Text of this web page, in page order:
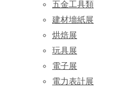
五金工具類
建材墻紙展
烘焙展
玩具展
電子展
電力表計展